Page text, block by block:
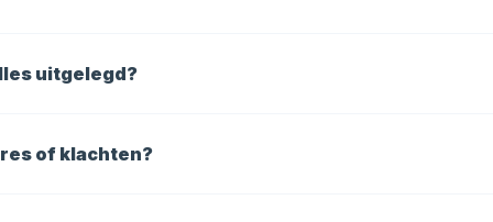
binnen die 6 uur dan kost het alsnog een credit, omdat
uitgelegd?
conditie, coördinatie en balans wat het ideale work-
loopt rond tijdens de circuittraining om het maximale
of klachten?